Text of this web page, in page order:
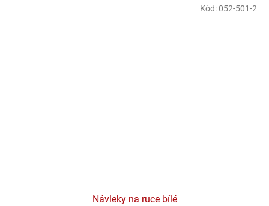
Návleky na ruce bílé
Kód:052-501-2